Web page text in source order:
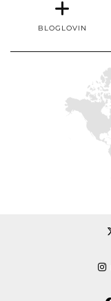
BLOGLOVIN